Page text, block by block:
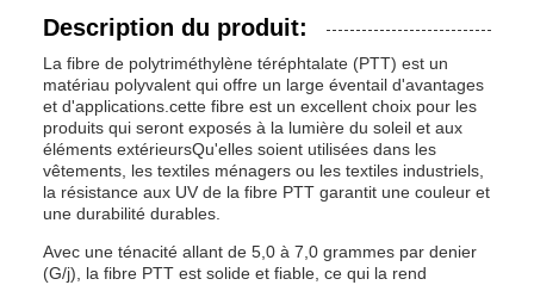
Description du produit:
La fibre de polytriméthylène téréphtalate (PTT) est un
matériau polyvalent qui offre un large éventail d'avantages
et d'applications.cette fibre est un excellent choix pour les
produits qui seront exposés à la lumière du soleil et aux
éléments extérieursQu'elles soient utilisées dans les
vêtements, les textiles ménagers ou les textiles industriels,
la résistance aux UV de la fibre PTT garantit une couleur et
une durabilité durables.
Avec une ténacité allant de 5,0 à 7,0 grammes par denier
(G/j), la fibre PTT est solide et fiable, ce qui la rend